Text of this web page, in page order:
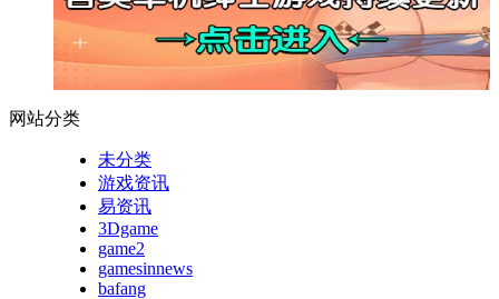
网站分类
未分类
游戏资讯
易资讯
3Dgame
game2
gamesinnews
bafang